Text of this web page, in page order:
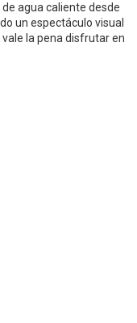
agua caliente desde
un espectáculo visual
la pena disfrutar en